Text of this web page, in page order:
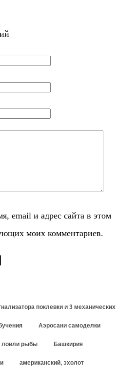
email и адрес сайта в этом
моих комментариев.
поклевки и 3 механических
Аэросани самоделки
ловли рыбы Башкирия
американский, эхолот